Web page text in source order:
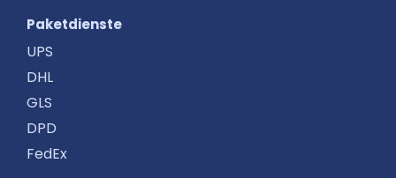
Paketdienste
UPS
DHL
GLS
DPD
FedEx